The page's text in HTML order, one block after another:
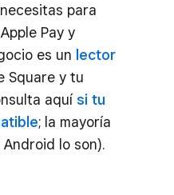
para
Pay y
es un lector
Square y tu
aquí si tu
; la mayoría
lo son).